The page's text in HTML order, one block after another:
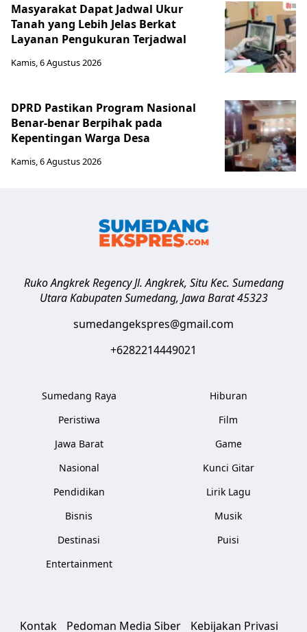
Masyarakat Dapat Jadwal Ukur
Tanah yang Lebih Jelas Berkat
Layanan Pengukuran Terjadwal
Kamis, 6 Agustus 2026
DPRD Pastikan Program Nasional
Benar-benar Berpihak pada
Kepentingan Warga Desa
Kamis, 6 Agustus 2026
Ruko Angkrek Regency Jl. Angkrek, Situ Kec. Sumedang
Utara Kabupaten Sumedang, Jawa Barat 45323
sumedangekspres@gmail.com
+6282214449021
Sumedang Raya
Peristiwa
Jawa Barat
Nasional
Pendidikan
Bisnis
Destinasi
Entertainment
Hiburan
Film
Game
Kunci Gitar
Lirik Lagu
Musik
Puisi
Kontak Pedoman Media Siber Kebijakan Privasi